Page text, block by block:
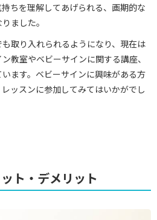
ちを理解してあげられる、画期的な
ました。
取り入れられるようになり、現在は
教室やベビーサインに関する講座、
ます。ベビーサインに興味がある方
ッスンに参加してみてはいかがでし
ト・デメリット